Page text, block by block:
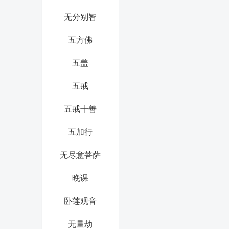
无分别智
五方佛
五盖
五戒
五戒十善
五加行
无尽意菩萨
晚课
卧莲观音
无量劫